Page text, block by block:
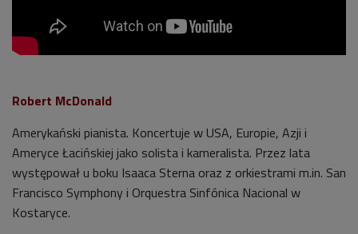
Robert McDonald
Amerykański pianista. Koncertuje w USA, Europie, Azji i
Ameryce Łacińskiej jako solista i kameralista. Przez lata
występował u boku Isaaca Sterna oraz z orkiestrami m.in. San
Francisco Symphony i Orquestra Sinfónica Nacional w
Kostaryce.